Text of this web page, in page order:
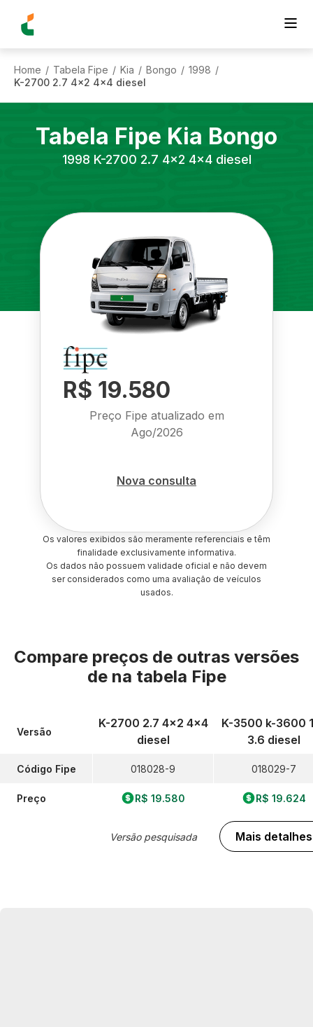
Home / Tabela Fipe / Kia / Bongo / 1998 /
K-2700 2.7 4x2 4x4 diesel
Tabela Fipe Kia Bongo
1998 K-2700 2.7 4x2 4x4 diesel
R$ 19.580
Preço Fipe atualizado em
Ago/2026
Nova consulta
Os valores exibidos são meramente referenciais e têm
finalidade exclusivamente informativa.
Os dados não possuem validade oficial e não devem
ser considerados como uma avaliação de veículos
usados.
Compare preços de outras versões
de na tabela Fipe
Versão
Código Fipe
Preço
K-2700 2.7 4x2 4x4
diesel
018028-9
R$ 19.580
Versão pesquisada
K-3500 k-3600
3.6 diesel
018029-7
R$ 19.624
Mais detalhes